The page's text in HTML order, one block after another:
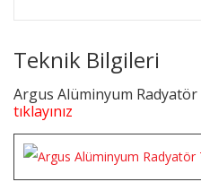
Teknik Bilgileri
Argus Alüminyum Radyatör
tıklayınız